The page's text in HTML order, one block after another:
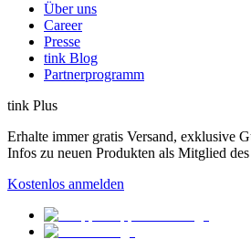
Über uns
Career
Presse
tink Blog
Partnerprogramm
tink Plus
Erhalte immer gratis Versand, exklusive
Infos zu neuen Produkten als Mitglied
Kostenlos anmelden